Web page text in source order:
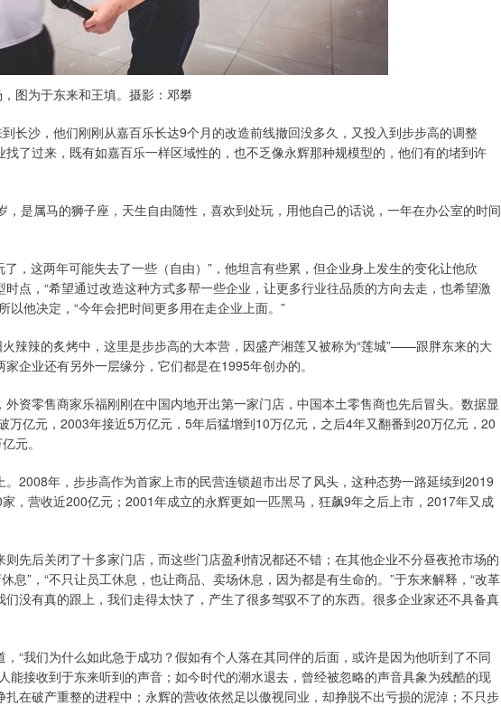
图为于东来和王填。摄影：邓攀
沙，他们刚刚从嘉百乐长达9个月的改造前线撤回没多久，又投入到步步高的调整
了过来，既有如嘉百乐一样区域性的，也不乏像永辉那种规模型的，他们有的堵到许
是属马的狮子座，天生自由随性，喜欢到处玩，用他自己的话说，一年在办公室的时间
这两年可能失去了一些（自由）”，他坦言有些累，但企业身上发生的变化让他欣
点，“希望通过改造这种方式多帮一些企业，让更多行业往品质的方向去走，也希望激
以他决定，“今年会把时间更多用在走企业上面。”
辣的炙烤中，这里是步步高的大本营，因盛产湘莲又被称为“莲城”——跟胖东来的大
企业还有另外一层缘分，它们都是在1995年创办的。
零售商家乐福刚刚在中国内地开出第一家门店，中国本土零售商也先后冒头。数据显
万亿元，2003年接近5万亿元，5年后猛增到10万亿元，之后4年又翻番到20万亿元，20
元。
年，步步高作为首家上市的民营连锁超市出尽了风头，这种态势一路延续到2019
，营收近200亿元；2001年成立的永辉更如一匹黑马，狂飙9年之后上市，2017年又成
后关闭了十多家门店，而这些门店盈利情况都还不错；在其他企业不分昼夜抢市场的
息”，“不只让员工休息，也让商品、卖场休息，因为都是有生命的。”于东来解释，“改革
没有真的跟上，我们走得太快了，产生了很多驾驭不了的东西。很多企业家还不具备真
我们为什么如此急于成功？假如有个人落在其同伴的后面，或许是因为他听到了不同
能接收到于东来听到的声音；如今时代的潮水退去，曾经被忽略的声音具象为残酷的现
在破产重整的进程中；永辉的营收依然足以傲视同业，却挣脱不出亏损的泥淖；不只步